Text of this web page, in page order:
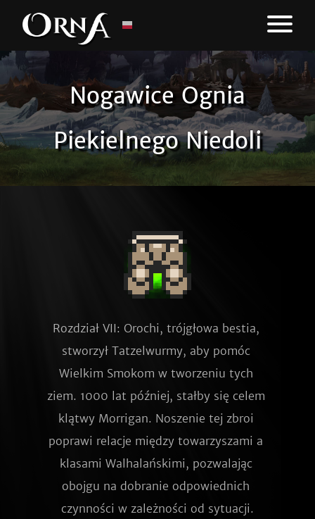
Nogawice Ognia
Piekielnego Niedoli
Rozdział VII: Orochi, trójgłowa bestia,
stworzył Tatzelwurmy, aby pomóc
Wielkim Smokom w tworzeniu tych
ziem. 1000 lat później, stałby się celem
klątwy Morrigan. Noszenie tej zbroi
poprawi relacje między towarzyszami a
klasami Walhalańskimi, pozwalając
obojgu na dobranie odpowiednich
czynności w zależności od sytuacji.